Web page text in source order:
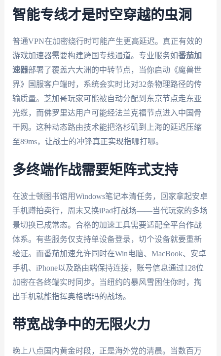
智能专线才是时空穿越的虫洞
普通VPN在加密绕行时可能产生更高延迟。真正有效的
游戏加速器需要构建跨国专线通道。专业服务如番茄加
速器部署了覆盖六大洲的中转节点，当你启动《魔兽世
界》国服客户端时，系统会实时比对32条物理路径的传
输质量。芝加哥玩家可能被自动分配到东京节点走东亚
光缆，而佛罗里达用户可能经法兰克福节点进入中国骨
干网。这种动态路由技术能把洛杉矶到上海的延迟压缩
至89ms，让战士的冲锋真正实现指哪打哪。
多终端作战需要矩阵式支持
在波士顿图书馆用Windows笔记本清任务，回家拿起安卓
手机蹲拍卖行，周末又换iPad打战场——当代玩家的多场
景切换已成常态。合格的加速工具需要适配全平台作战
体系。有些服务仅支持单设备登录，切个设备就要重新
验证。而番茄加速允许同时在Win电脑、MacBook、安卓
手机、iPhone以及路由端保持连接，账号信息通过128位
加密在各终端实时同步。当纽约的暴风雪困住你时，掏
出手机就能指挥奥格瑞玛的战场。
带宽战争中的无限火力
晚上八点国内黄金时段，正是海外党的清晨。当数百万